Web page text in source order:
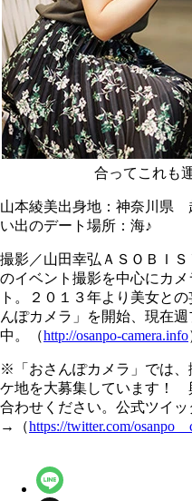
合ってこれも
山本綾美出身地：神奈川県
い出のデート場所：海♪
撮影／山田幸弘ＡＳＯＢＩ
のイベント撮影を中心にカ
ト。２０１３年より美女と
んぽカメラ」を開始、現在
中。（http://osanpo-camera.info
※「おさんぽカメラ」では、
ケ地を大募集しています！
合わせください。公式ツイッ
→（https://twitter.com/